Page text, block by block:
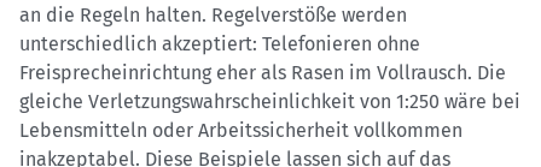
an die Regeln halten. Regelverstöße werden
unterschiedlich akzeptiert: Telefonieren ohne
Freisprecheinrichtung eher als Rasen im Vollrausch. Die
gleiche Verletzungswahrscheinlichkeit von 1:250 wäre bei
Lebensmitteln oder Arbeitssicherheit vollkommen
inakzeptabel. Diese Beispiele lassen sich auf das